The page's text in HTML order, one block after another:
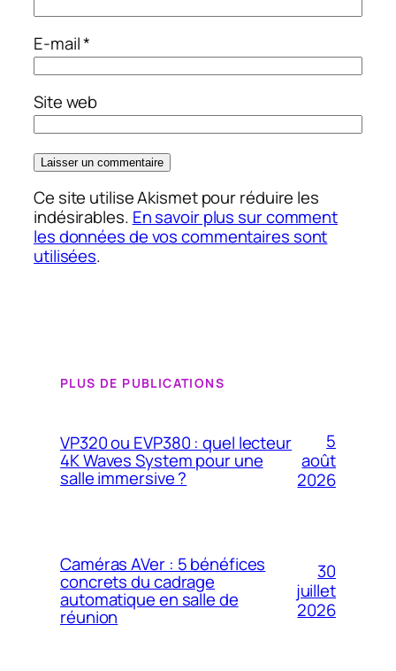
E-mail*
Site web
Ce site utilise Akismet pour réduire les
indésirables. En savoir plus sur comment
les données de vos commentaires sont
utilisées.
PLUS DE PUBLICATIONS
VP320 ou EVP380 : quel lecteur
4K Waves System pour une
salle immersive ?
5
août
2026
Caméras AVer : 5 bénéfices
concrets du cadrage
automatique en salle de
réunion
30
juillet
2026